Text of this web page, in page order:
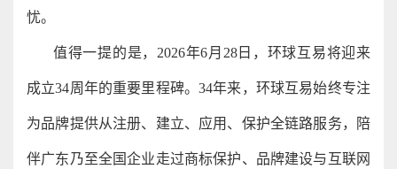
忧。
值得一提的是，2026年6月28日，环球互易将迎来
成立34周年的重要里程碑。34年来，环球互易始终专注
为品牌提供从注册、建立、应用、保护全链路服务，陪
伴广东乃至全国企业走过商标保护、品牌建设与互联网